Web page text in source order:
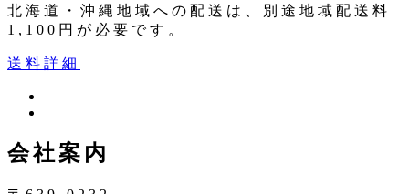
北海道・沖縄地域への配送は、別途地域配送料
1,100円が必要です。
送料詳細
タ
ス
会社案内